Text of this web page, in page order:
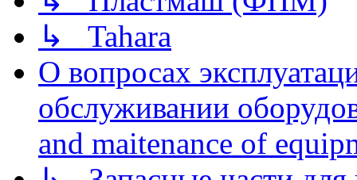
↳ Tahara
О вопросах
обслуживании
and maitenance of